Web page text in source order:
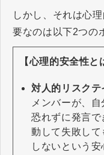
しかし、それは心
要なのは以下2つの
【心理的安全性と
対人的リスク
メンバーが、
恐れずに発言
動して失敗して
しないという安